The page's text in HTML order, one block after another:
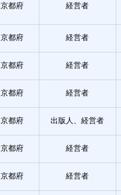
京都府 経営者
京都府 経営者
京都府 経営者
京都府 経営者
京都府 出版人、経営者
京都府 経営者
京都府 経営者